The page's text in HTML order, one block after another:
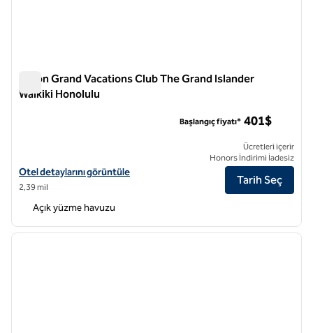
Hilton Grand Vacations Club The Grand Islander
Waikiki Honolulu
Hilton Grand Vacations Club The Grand Islander Waikiki Honolulu
Otel detaylarını görüntüle
2,39 mil
Başlangıç fiyatı* 401$
Ücretleri içerir
Honors İndirimi İadesiz
Tarih Seç
Açık yüzme havuzu
1 / 12